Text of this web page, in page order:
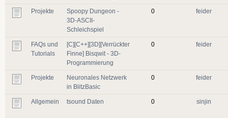
Projekte
Spoopy Dungeon -
3D-ASCII-
Schleichspiel
0 feider
FAQs und
Tutorials
[C][C++][3D][Verrückter
Finne] Bisqwit - 3D-
Programmierung
0 feider
Projekte
Neuronales Netzwerk
in BlitzBasic
0 feider
Allgemein tsound Daten 0 sinjin